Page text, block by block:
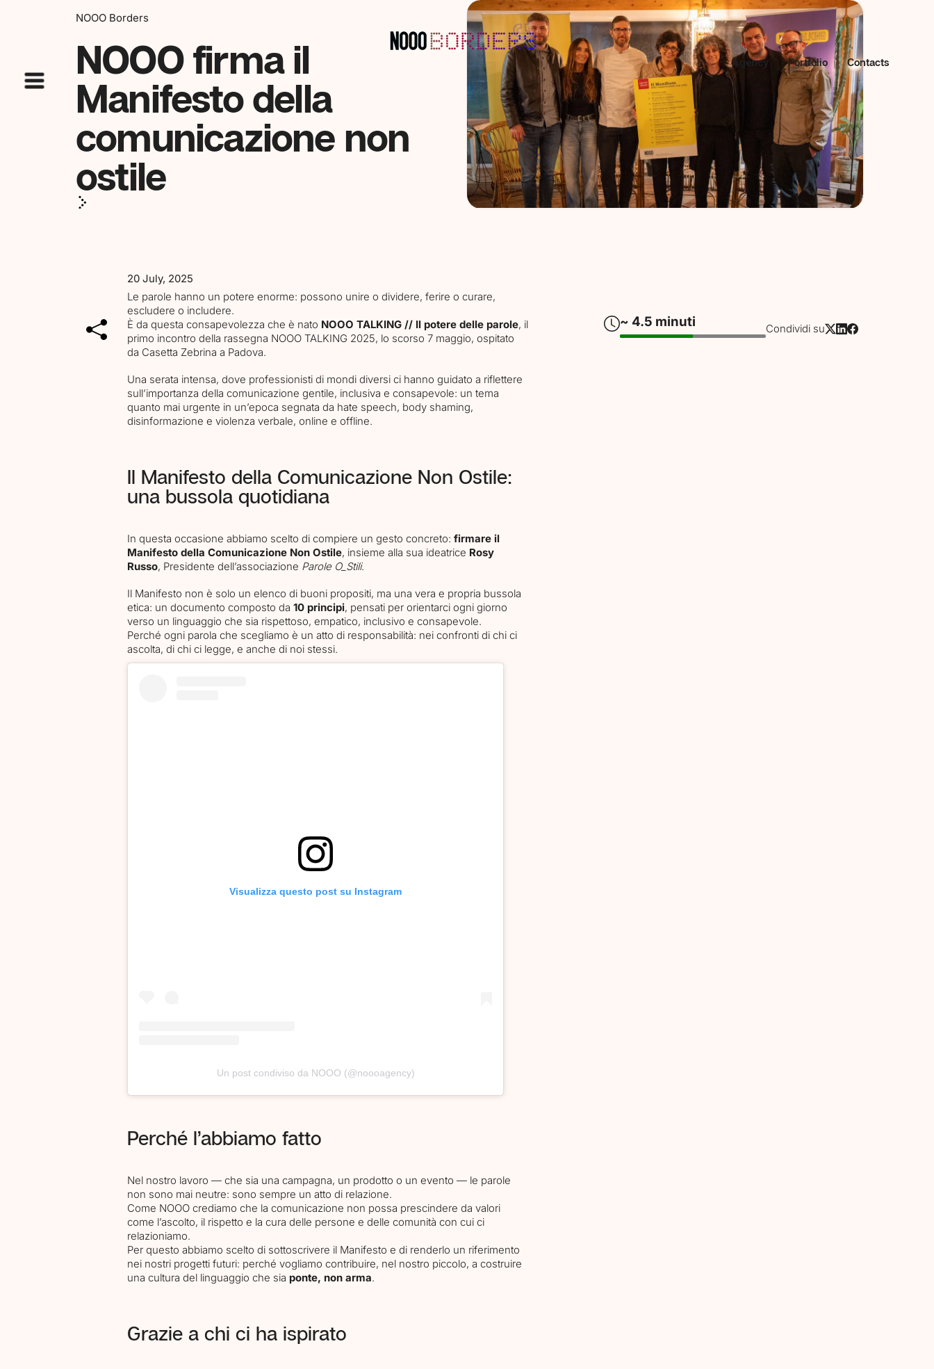
Services
Contacts
Agency Portfolio Contacts
NOOO Borders
NOOO firma il
Manifesto della
comunicazione non
ostile
20 July, 2025
Le parole hanno un potere enorme: possono unire o dividere, ferire o curare,
escludere o includere.
È da questa consapevolezza che è nato NOOO TALKING // Il potere delle parole, il
primo incontro della rassegna NOOO TALKING 2025, lo scorso 7 maggio, ospitato
da Casetta Zebrina a Padova.
Una serata intensa, dove professionisti di mondi diversi ci hanno guidato a riflettere
sull’importanza della comunicazione gentile, inclusiva e consapevole: un tema
quanto mai urgente in un’epoca segnata da hate speech, body shaming,
disinformazione e violenza verbale, online e offline.
Il Manifesto della Comunicazione Non Ostile:
una bussola quotidiana
In questa occasione abbiamo scelto di compiere un gesto concreto: firmare il
Manifesto della Comunicazione Non Ostile, insieme alla sua ideatrice Rosy
Russo, Presidente dell’associazione Parole O_Stili.
Il Manifesto non è solo un elenco di buoni propositi, ma una vera e propria bussola
etica: un documento composto da 10 principi, pensati per orientarci ogni giorno
verso un linguaggio che sia rispettoso, empatico, inclusivo e consapevole.
Perché ogni parola che scegliamo è un atto di responsabilità: nei confronti di chi ci
ascolta, di chi ci legge, e anche di noi stessi.
Visualizza questo post su Instagram
Un post condiviso da NOOO (@noooagency)
Perché l’abbiamo fatto
Nel nostro lavoro — che sia una campagna, un prodotto o un evento — le parole
non sono mai neutre: sono sempre un atto di relazione.
Come NOOO crediamo che la comunicazione non possa prescindere da valori
come l’ascolto, il rispetto e la cura delle persone e delle comunità con cui ci
relazioniamo.
Per questo abbiamo scelto di sottoscrivere il Manifesto e di renderlo un riferimento
nei nostri progetti futuri: perché vogliamo contribuire, nel nostro piccolo, a costruire
una cultura del linguaggio che sia ponte, non arma.
Grazie a chi ci ha ispirato
~ 4.5 minuti Condividi su